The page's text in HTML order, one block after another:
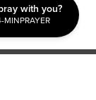
with you?